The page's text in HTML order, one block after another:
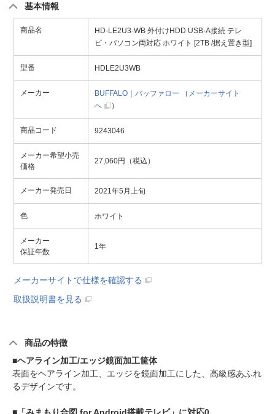
基本情報
商品名
HD-LE2U3-WB 外付けHDD USB-A接続 テレ
ビ・パソコン両対応 ホワイト [2TB /据え置き型]
型番 HDLE2U3WB
メーカー BUFFALO｜バッファロー （ メーカーサイト
へ
）
商品コード 9243046
メーカー希望小売
価格
27,060円（税込）
メーカー発売日 2021年5月上旬
色 ホワイト
メーカー
保証年数
1年
メーカーサイトで仕様を確認する
取扱説明書を見る
商品の特徴
■ヘアライン加工/エッジ鏡面加工筐体
表面をヘアライン加工、エッジを鏡面加工にした、高級感あふれ
るデザインです。